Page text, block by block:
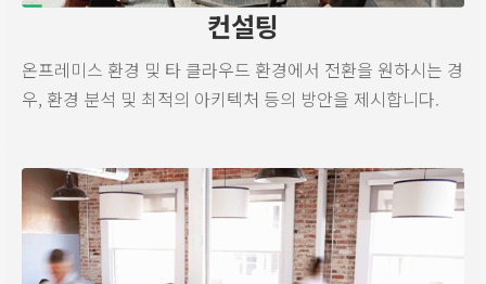
컨설팅
온프레미스 환경 및 타 클라우드 환경에서 전환을 원하시는 경
우, 환경 분석 및 최적의 아키텍처 등의 방안을 제시합니다.